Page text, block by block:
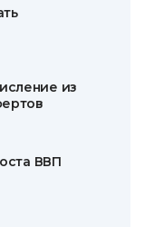
из
ВВП